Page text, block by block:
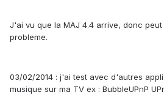
J'ai vu que la MAJ 4.4 arrive, donc
probleme.
03/02/2014 : j'ai test avec d'autres
musique sur ma TV ex : BubbleUPnP